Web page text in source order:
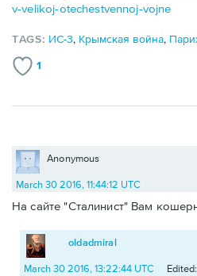
v-velikoj-otechestvennoj-vojne
TAGS: ИС-3, Крымская война,
1
Anonymous
March 30 2016, 11:44:12 UTC
На сайте "Сталинист" Вам
oldadmiral
March 30 2016, 13:22:44 UTC